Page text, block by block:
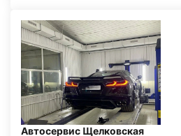
Автосервис Щелковская